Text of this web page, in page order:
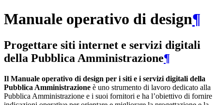
Manuale operativo di design¶
Progettare siti internet e servizi digitali
della Pubblica Amministrazione¶
Il Manuale operativo di design per i siti e i servizi digitali della
Pubblica Amministrazione è uno strumento di lavoro dedicato alla
Pubblica Amministrazione e i suoi fornitori e ha l’obiettivo di fornire